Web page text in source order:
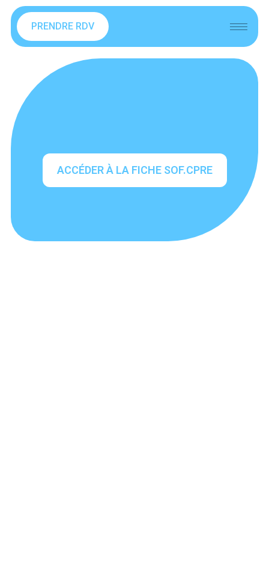
PRENDRE RDV
ACCÉDER À LA FICHE SOF.CPRE